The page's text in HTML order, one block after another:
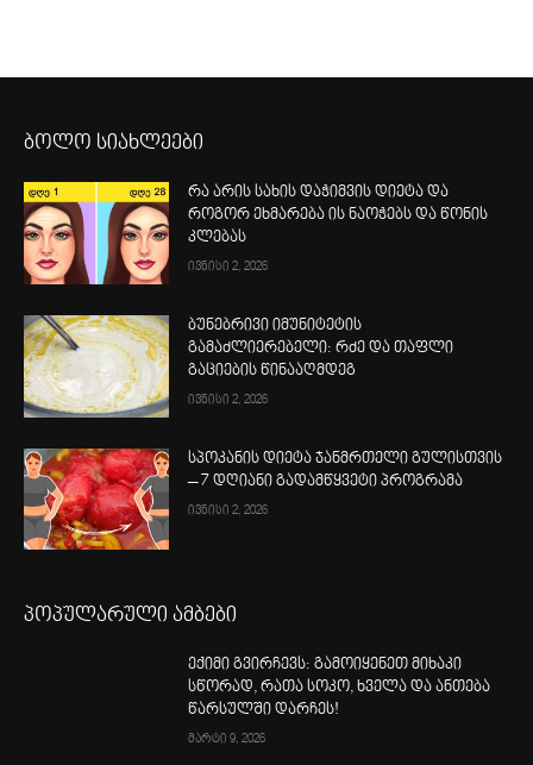
ბოლო სიახლეები
რა არის სახის დაჭიმვის დიეტა და
როგორ ეხმარება ის ნაოჭებს და წონის
კლებას
ივნისი 2, 2026
ბუნებრივი იმუნიტეტის
გამაძლიერებელი: რძე და თაფლი
გაციების წინააღმდეგ
ივნისი 2, 2026
სპოკანის დიეტა ჯანმრთელი გულისთვის
– 7 დღიანი გადამწყვეტი პროგრამა
ივნისი 2, 2026
პოპულარული ამბები
ექიმი გვირჩევს: გამოიყენეთ მიხაკი
სწორად, რათა სოკო, ხველა და ანთება
წარსულში დარჩეს!
მარტი 9, 2026